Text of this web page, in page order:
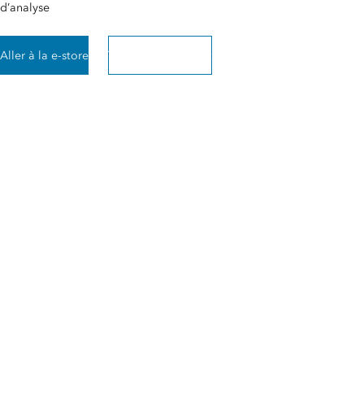
d’analyse
Aller à la e-store Tester gratuitement